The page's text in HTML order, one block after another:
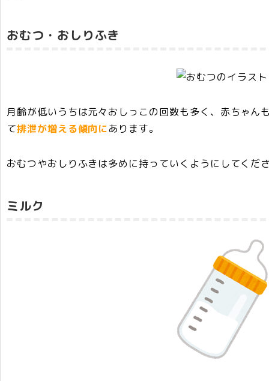
おむつ・おしりふき
月齢が低いうちは元々おしっこの回数も多く、赤ちゃん
て排泄が増える傾向にあります。
おむつやおしりふきは多めに持っていくようにしてくだ
ミルク